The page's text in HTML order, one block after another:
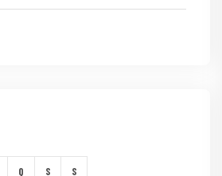
Q S S